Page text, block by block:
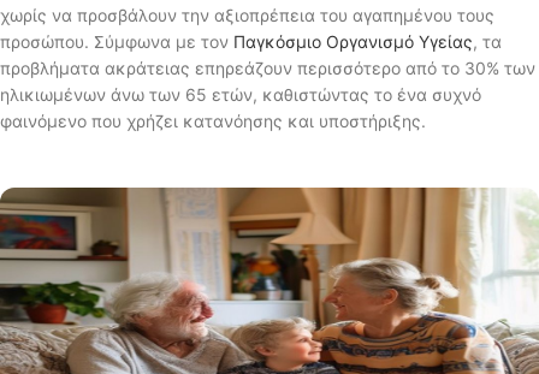
χωρίς να προσβάλουν την αξιοπρέπεια του αγαπημένου τους
προσώπου. Σύμφωνα με τον Παγκόσμιο Οργανισμό Υγείας, τα
προβλήματα ακράτειας επηρεάζουν περισσότερο από το 30% των
ηλικιωμένων άνω των 65 ετών, καθιστώντας το ένα συχνό
φαινόμενο που χρήζει κατανόησης και υποστήριξης.